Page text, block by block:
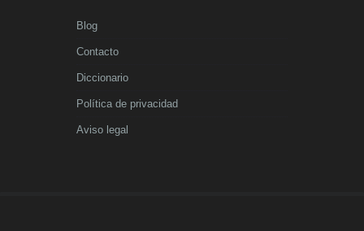
Blog
Contacto
Diccionario
Política de privacidad
Aviso legal